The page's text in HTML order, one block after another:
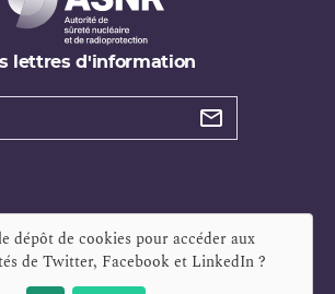
lettres d'information
dépôt de cookies pour accéder aux
de Twitter, Facebook et LinkedIn?